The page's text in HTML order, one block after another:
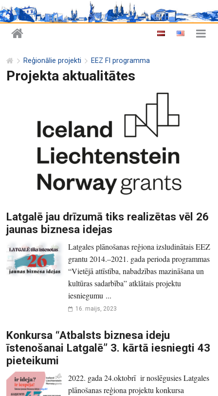
Reģionālie projekti EEZ FI programma
Projekta aktualitātes
Latgalē jau drīzumā tiks realizētas vēl 26
jaunas biznesa idejas
Latgales plānošanas reģiona izsludinātais EEZ
grantu 2014.–2021. gada perioda programmas
“Vietējā attīstība, nabadzības mazināšana un
kultūras sadarbība” atklātais projektu
iesniegumu ...
16. maijs, 2023
Konkursa “Atbalsts biznesa ideju
īstenošanai Latgalē” 3. kārtā iesniegti 43
pieteikumi
2022. gada 24.oktobrī ir noslēgusies Latgales
plānošanas reģiona projektu konkursa